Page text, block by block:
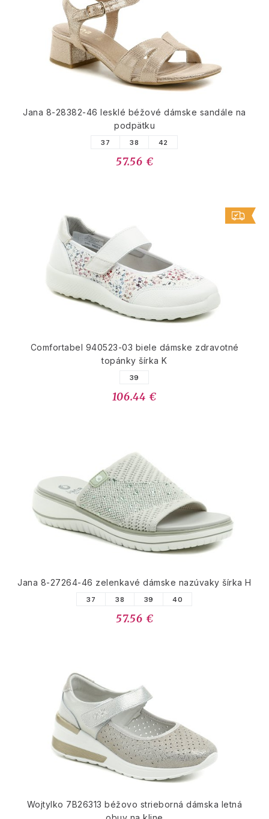
Jana 8-28382-46 lesklé béžové dámske sandále na
podpätku
37 38 42
57.56 €
Comfortabel 940523-03 biele dámske zdravotné
topánky šírka K
39
106.44 €
Jana 8-27264-46 zelenkavé dámske nazúvaky šírka H
37 38 39 40
57.56 €
Wojtylko 7B26313 béžovo strieborná dámska letná